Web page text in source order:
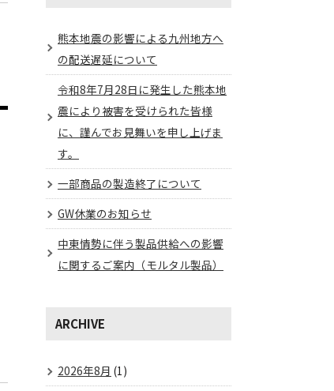
熊本地震の影響による九州地方へ
の配送遅延について
令和8年7月28日に発生した熊本地
震により被害を受けられた皆様
に、謹んでお見舞いを申し上げま
す。
一部商品の製造終了について
GW休業のお知らせ
中東情勢に伴う製品供給への影響
に関するご案内（モルタル製品）
ARCHIVE
2026年8月 (1)